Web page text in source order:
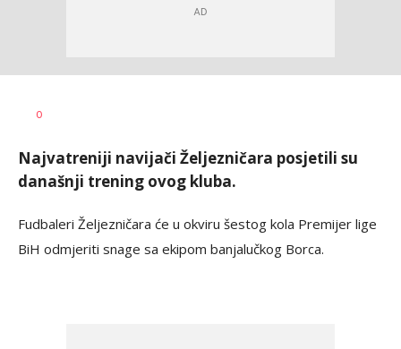
AUTOR
0
Najvatreniji navijači Željezničara posjetili su
današnji trening ovog kluba.
Fudbaleri Željezničara će u okviru šestog kola Premijer lige
BiH odmjeriti snage sa ekipom banjalučkog Borca.